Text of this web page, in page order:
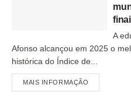
A
Afonso alcançou em 2025 o
histórica do Índice de...
MAIS INFORMAÇÃO